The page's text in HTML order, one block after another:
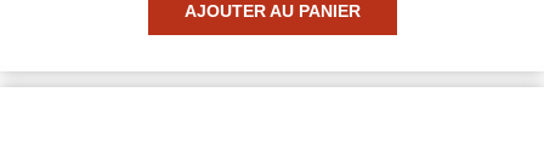
AJOUTER AU PANIER